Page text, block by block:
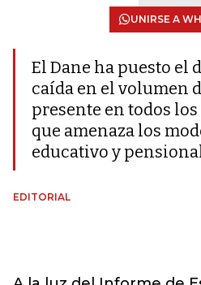
UNIRSE A
El Dane ha puesto el
caída en el volumen
presente en todos
que amenaza los
educativo y
EDITORIAL